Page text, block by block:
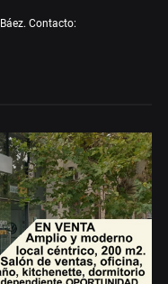
Contacto: